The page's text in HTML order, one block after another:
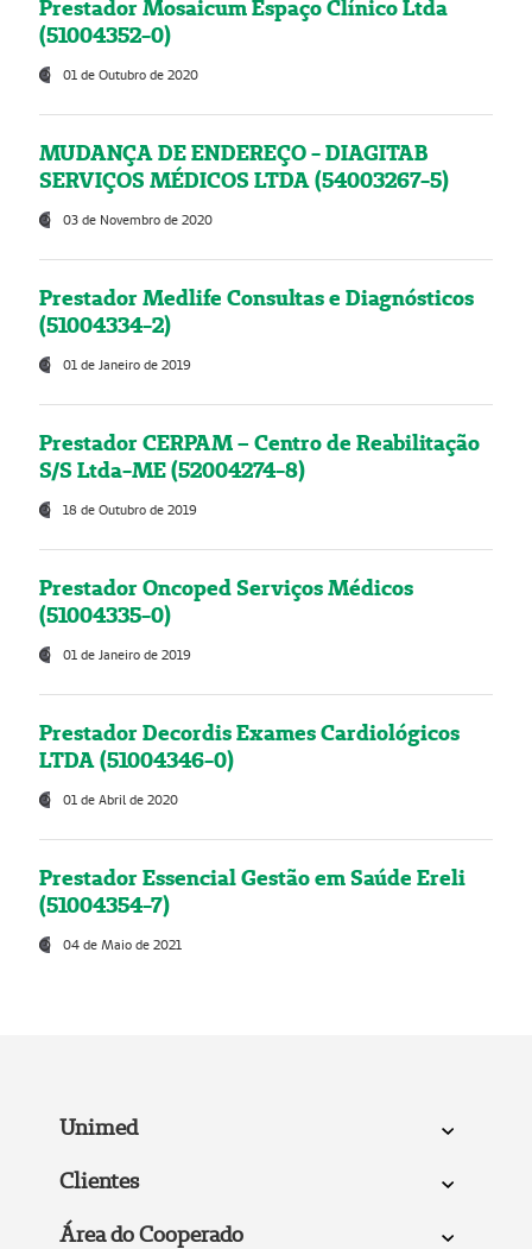
Prestador Mosaicum Espaço Clínico Ltda
(51004352-0)
01 de Outubro de 2020
MUDANÇA DE ENDEREÇO - DIAGITAB
SERVIÇOS MÉDICOS LTDA (54003267-5)
03 de Novembro de 2020
Prestador Medlife Consultas e Diagnósticos
(51004334-2)
01 de Janeiro de 2019
Prestador CERPAM – Centro de Reabilitação
S/S Ltda-ME (52004274-8)
18 de Outubro de 2019
Prestador Oncoped Serviços Médicos
(51004335-0)
01 de Janeiro de 2019
Prestador Decordis Exames Cardiológicos
LTDA (51004346-0)
01 de Abril de 2020
Prestador Essencial Gestão em Saúde Ereli
(51004354-7)
04 de Maio de 2021
Unimed
Clientes
Área do Cooperado